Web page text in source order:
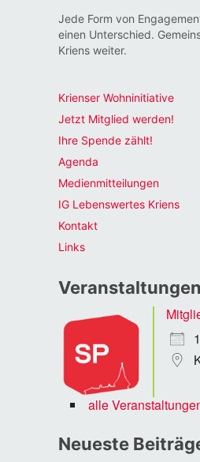
Jede Form von
einen Unterschied.
Kriens weiter.
Krienser Wohninitiative
Jetzt Mitglied werden!
Ihre Spende zählt!
Agenda
Medienmitteilungen
IG Lebenswertes Kriens
Kontakt
Links
Veranstaltungen
alle
Neueste